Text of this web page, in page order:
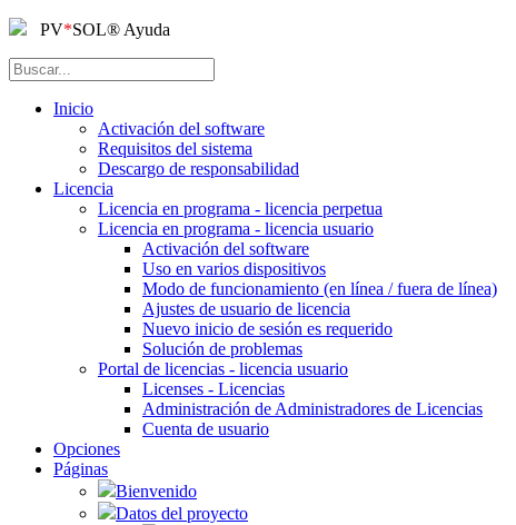
PV*SOL® Ayuda
Inicio
Activación del software
Requisitos del sistema
Descargo de responsabilidad
Licencia
Licencia en programa - licencia perpetua
Licencia en programa - licencia usuario
Activación del software
Uso en varios dispositivos
Modo de funcionamiento (en línea / fuera de línea)
Ajustes de usuario de licencia
Nuevo inicio de sesión es requerido
Solución de problemas
Portal de licencias - licencia usuario
Licenses - Licencias
Administración de Administradores de Licencias
Cuenta de usuario
Opciones
Páginas
Bienvenido
Datos del proyecto